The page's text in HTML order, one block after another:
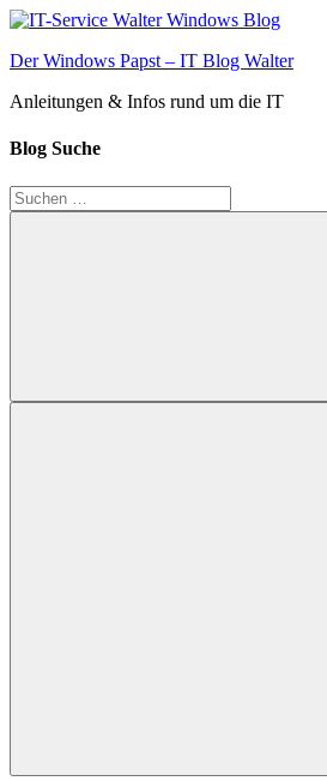
Zum
springen
Der Windows Papst – IT Blog Walter
Anleitungen & Infos rund um die IT
Blog Suche
Suchen
nach:
Suchen